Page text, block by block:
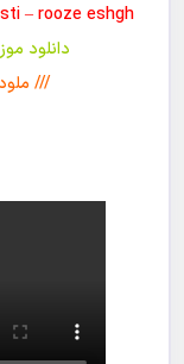
– rooze eshgh
دانلود
///